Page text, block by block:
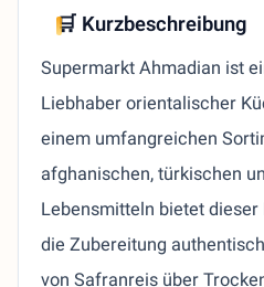
🛒 Kurzbeschreibung
Supermarkt Ahmadian ist
Liebhaber orientalischer
einem umfangreichen
afghanischen, türkischen
Lebensmitteln bietet
die Zubereitung
von Safranreis über